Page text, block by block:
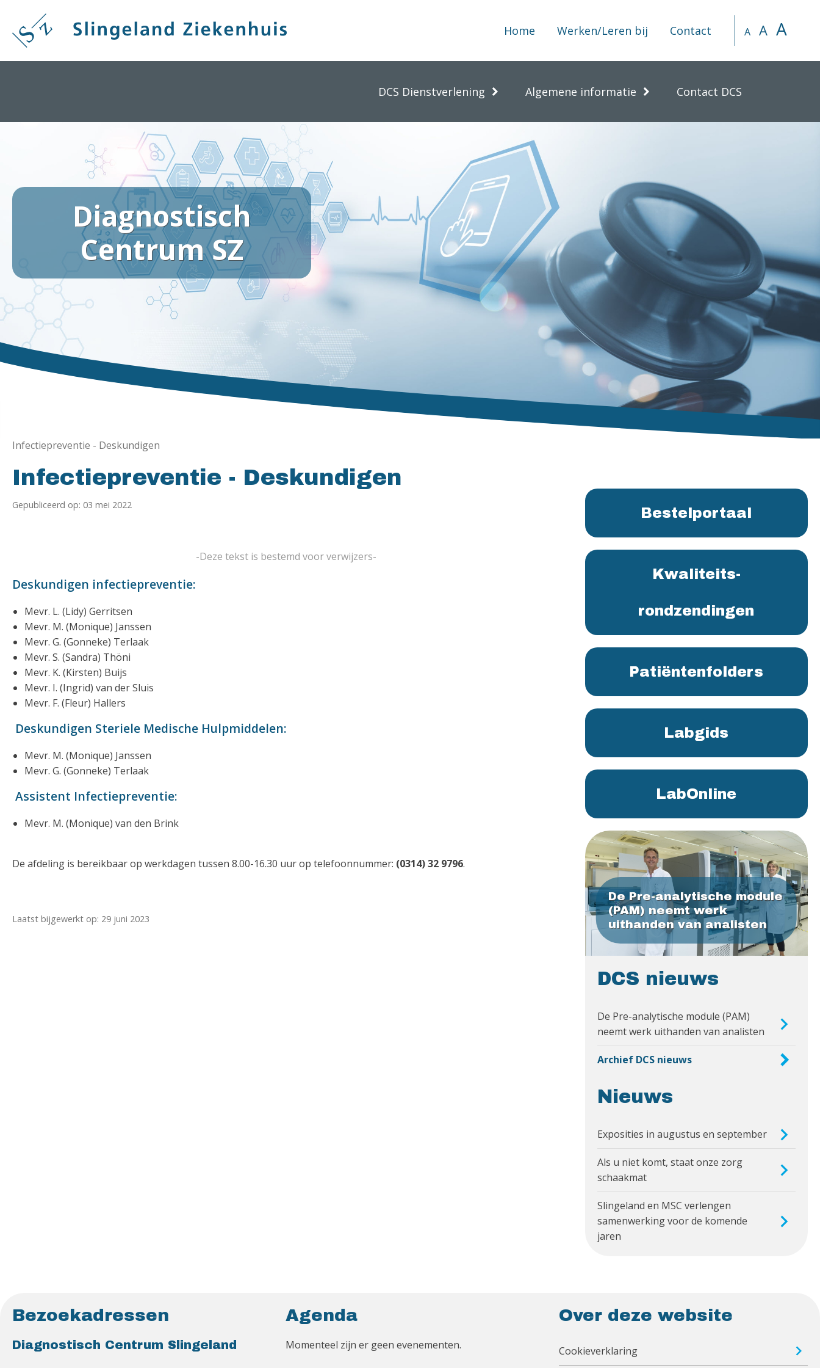
naar
Home Werken/Leren bij Contact A A A
DCS Dienstverlening Algemene informatie Contact DCS
Diagnostisch
Centrum SZ
Infectiepreventie - Deskundigen
Infectiepreventie - Deskundigen
Gepubliceerd op: 03 mei 2022
-Deze tekst is bestemd voor verwijzers-
Deskundigen infectiepreventie:
Mevr. L. (Lidy) Gerritsen
Mevr. M. (Monique) Janssen
Mevr. G. (Gonneke) Terlaak
Mevr. S. (Sandra) Thöni
Mevr. K. (Kirsten) Buijs
Mevr. I. (Ingrid) van der Sluis
Mevr. F. (Fleur) Hallers
Deskundigen Steriele Medische Hulpmiddelen:
Mevr. M. (Monique) Janssen
Mevr. G. (Gonneke) Terlaak
Assistent Infectiepreventie:
Mevr. M. (Monique) van den Brink
De afdeling is bereikbaar op werkdagen tussen 8.00-16.30 uur op telefoonnummer: (0314) 32 9796.
Laatst bijgewerkt op: 29 juni 2023
Bestelportaal
Kwaliteits-
rondzendingen
Patiëntenfolders
Labgids
LabOnline
De Pre-analytische module
(PAM) neemt werk
uithanden van analisten
DCS nieuws
De Pre-analytische module (PAM)
neemt werk uithanden van analisten
Archief DCS nieuws
Nieuws
Exposities in augustus en september
Als u niet komt, staat onze zorg
schaakmat
Slingeland en MSC verlengen
samenwerking voor de komende
jaren
Bezoekadressen
Diagnostisch Centrum Slingeland
Agenda
Momenteel zijn er geen evenementen.
Over deze website
Cookieverklaring